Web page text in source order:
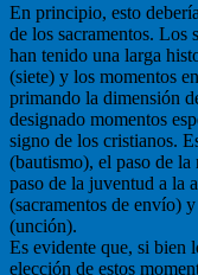
En principio, esto
de los sacramentos. Los
han tenido una larga
(siete) y los momentos
primando la dimensión
designado momentos
signo de los cristianos.
(bautismo), el paso de
paso de la juventud a la
(sacramentos de envío)
(unción).
Es evidente que, si bien
elección de estos